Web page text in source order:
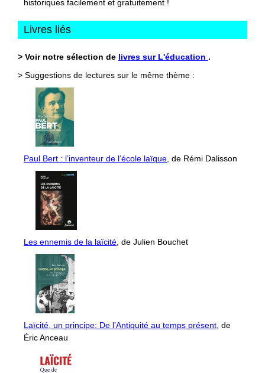
historiques facilement et gratuitement !
Livres liés
> Voir notre sélection de livres sur L'éducation .
> Suggestions de lectures sur le même thème :
Paul Bert : l’inventeur de l’école laïque , de Rémi Dalisson
Les ennemis de la laïcité , de Julien Bouchet
Laïcité, un principe: De l’Antiquité au temps présent , de
Éric Anceau